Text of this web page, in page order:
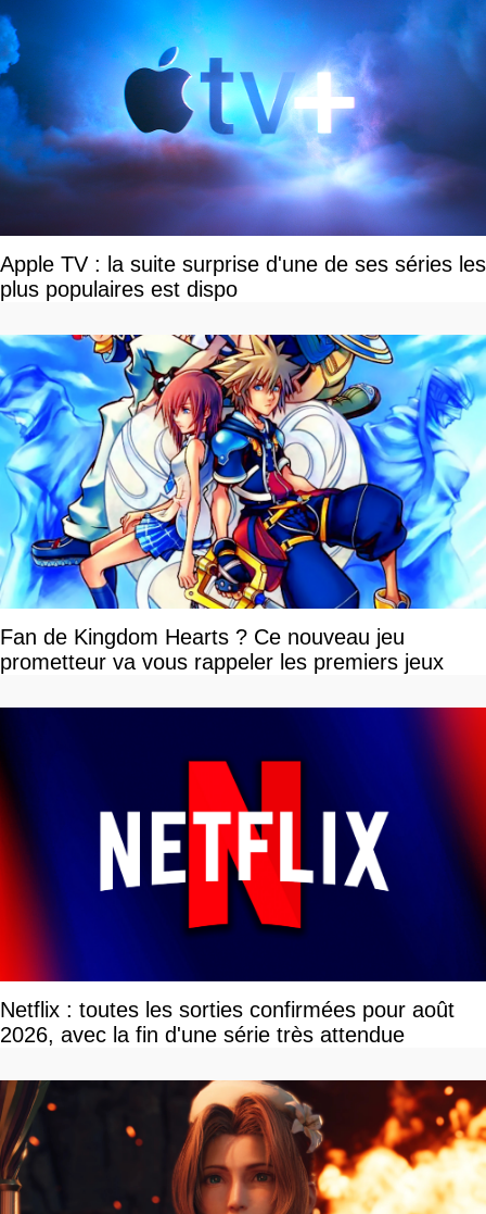
Apple TV : la suite surprise d'une de ses séries les
plus populaires est dispo
Fan de Kingdom Hearts ? Ce nouveau jeu
prometteur va vous rappeler les premiers jeux
Netflix : toutes les sorties confirmées pour août
2026, avec la fin d'une série très attendue